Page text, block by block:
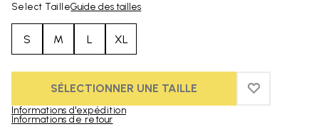
Select TailleGuide des tailles
S M L XL
SÉLECTIONNER UNE TAILLE ADD TO
ADD TO
Informations d'expédition
Informations de retour